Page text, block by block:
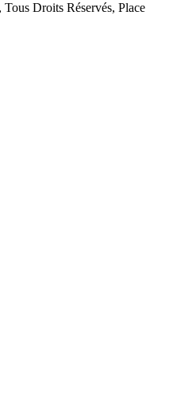
Droits Réservés, Place